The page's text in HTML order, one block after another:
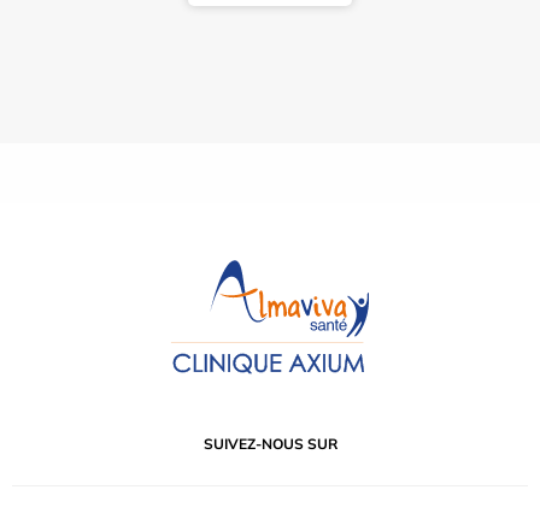
SUIVEZ-NOUS SUR